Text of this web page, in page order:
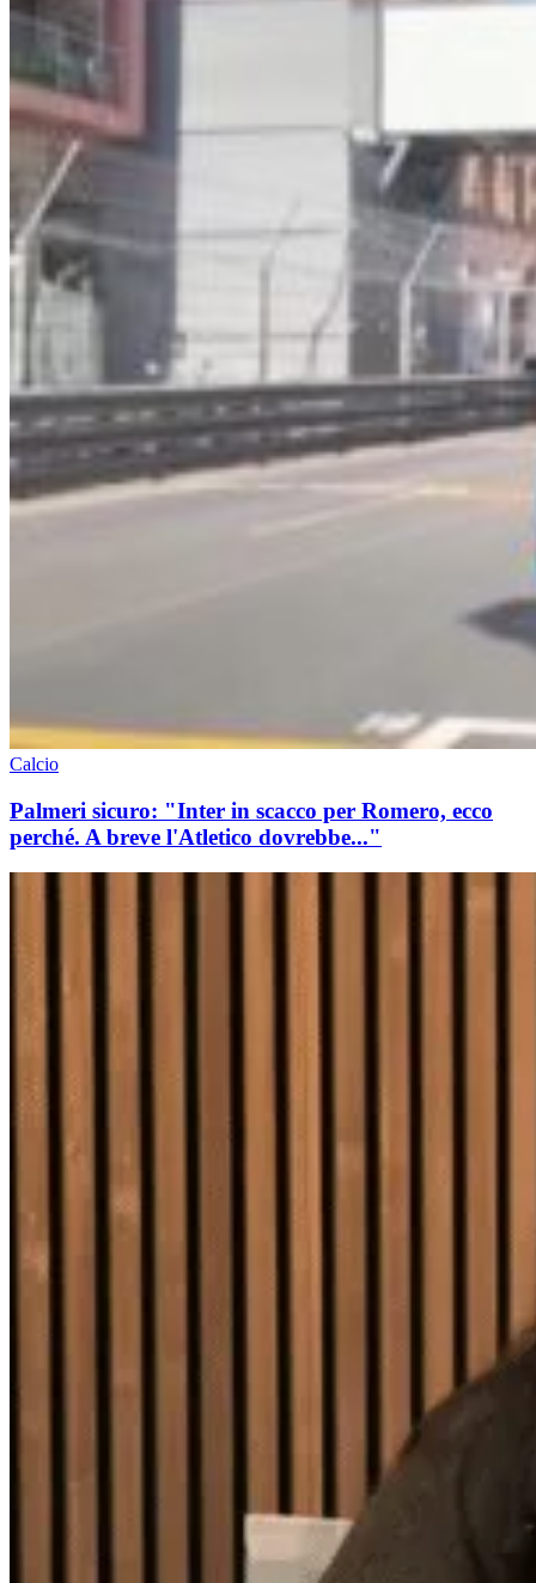
Calcio
Palmeri sicuro: "Inter in scacco per Romero, ecco
perché. A breve l'Atletico dovrebbe..."